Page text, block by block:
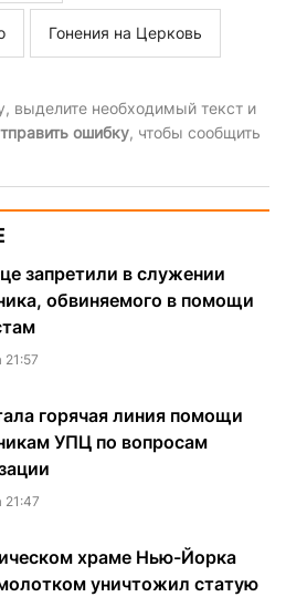
Гонения на Церковь
выделите необходимый текст и
ошибку, чтобы сообщить
запретили в служении
обвиняемого в помощи
21:57
горячая линия помощи
УПЦ по вопросам
21:47
храме Нью-Йорка
уничтожил статую